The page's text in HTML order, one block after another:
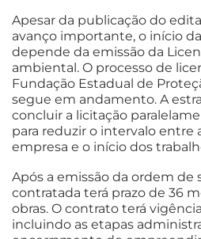
Apesar da publicação do
avanço importante, o início
depende da emissão da
ambiental. O processo de
Fundação Estadual de
segue em andamento. A
concluir a licitação
para reduzir o intervalo entre
empresa e o início dos
Após a emissão da ordem de
contratada terá prazo de 36
obras. O contrato terá
incluindo as etapas